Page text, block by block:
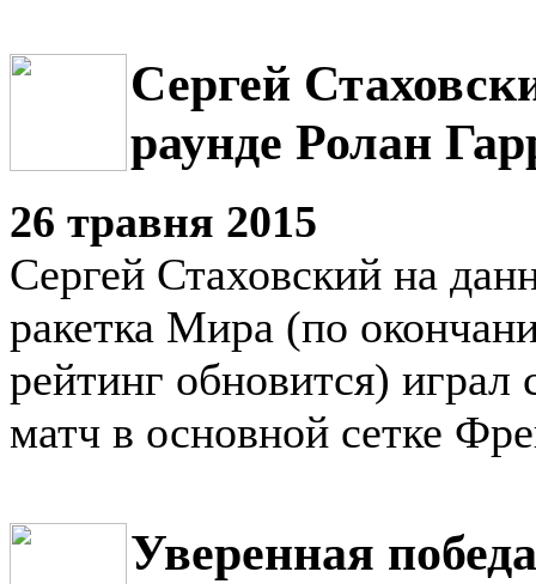
Сергей
раунде Ролан
26 травня 2015
Сергей Стаховский на
ракетка Мира (по
рейтинг обновится) играл
матч в основной сетке
Уверенная